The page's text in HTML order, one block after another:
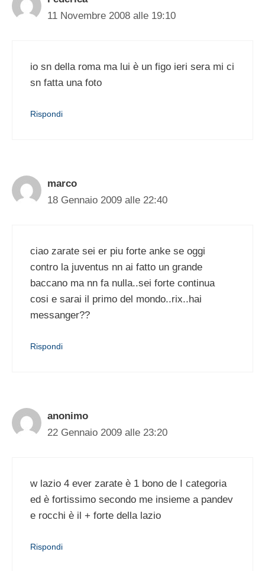
11 Novembre 2008 alle 19:10
io sn della roma ma lui è un figo ieri sera mi ci
sn fatta una foto
Rispondi
marco
18 Gennaio 2009 alle 22:40
ciao zarate sei er piu forte anke se oggi
contro la juventus nn ai fatto un grande
baccano ma nn fa nulla..sei forte continua
cosi e sarai il primo del mondo..rix..hai
messanger??
Rispondi
anonimo
22 Gennaio 2009 alle 23:20
w lazio 4 ever zarate è 1 bono de I categoria
ed è fortissimo secondo me insieme a pandev
e rocchi è il + forte della lazio
Rispondi